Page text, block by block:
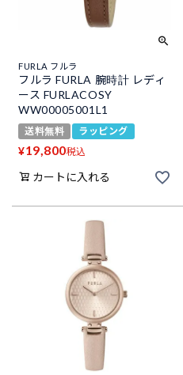
FURLA フルラ
フルラ FURLA 腕時計 レディ
ース FURLACOSY
WW00005001L1
送料無料 ラッピング
¥19,800税込
カートに入れる